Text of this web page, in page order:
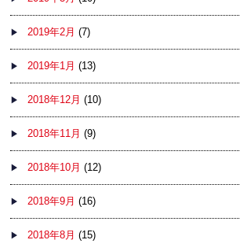
2019年2月 (7)
2019年1月 (13)
2018年12月 (10)
2018年11月 (9)
2018年10月 (12)
2018年9月 (16)
2018年8月 (15)